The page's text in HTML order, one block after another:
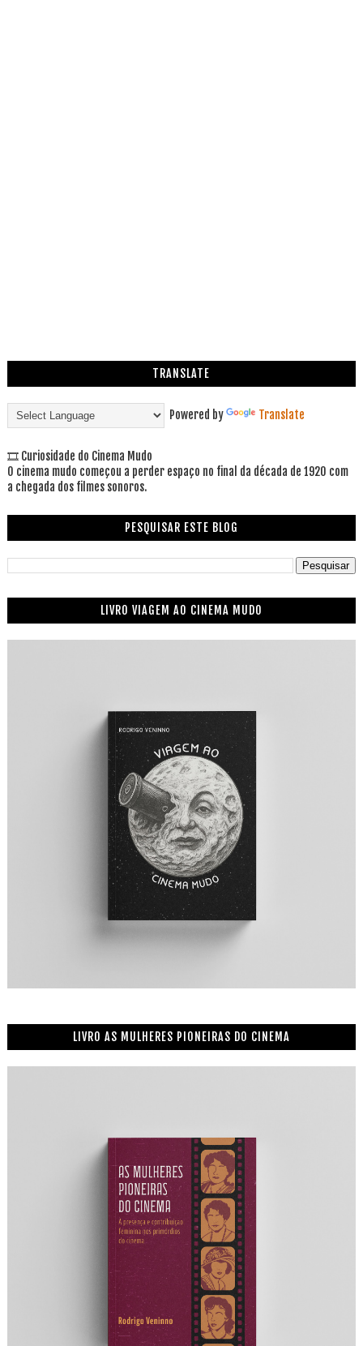
TRANSLATE
Powered by Translate
🎞 Curiosidade do Cinema Mudo
O cinema mudo começou a perder espaço no final da década de 1920 com
a chegada dos filmes sonoros.
PESQUISAR ESTE BLOG
LIVRO VIAGEM AO CINEMA MUDO
LIVRO AS MULHERES PIONEIRAS DO CINEMA